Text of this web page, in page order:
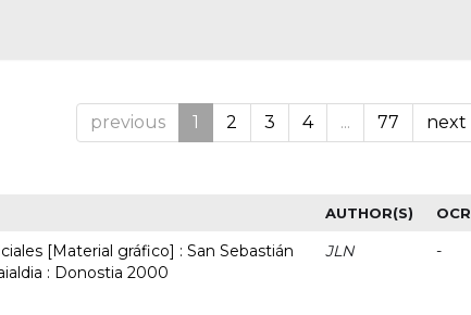
previous 1 2 3 4 ... 77 next
AUTHOR(S) OCR
[Material gráfico] : San Sebastián
: Donostia 2000
JLN -